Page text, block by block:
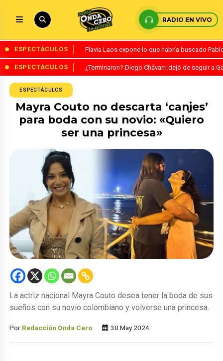
RADIO EN VIVO
ESPECTÁCULOS Flavia Laos expone lo que habría buscado
ESPECTÁCULOS ¿Terminaron? Diego Chávarri dejó de seguir a
ESPECTÁCULOS
Mayra Couto no descarta ‘canjes’
para boda con su novio: «Quiero
ser una princesa»
La actriz nacional Mayra Couto desea tener la boda de sus
sueños con su novio colombiano y volverse una princesa.
Por Redacción Onda Cero 30 May 2024